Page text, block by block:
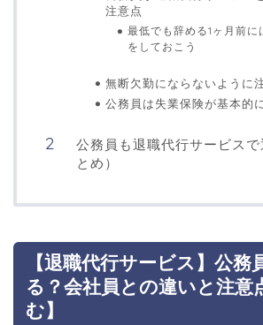
注意点
最低でも辞める1ヶ月前に
をしておこう
無断欠勤にならないように
公務員は失業保険が基本的
公務員も退職代行サービスで
とめ）
【退職代行サービス】公務
る？会社員との違いと注意
む】